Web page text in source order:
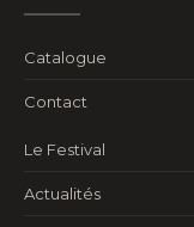
Catalogue
Contact
Le Festival
Actualités